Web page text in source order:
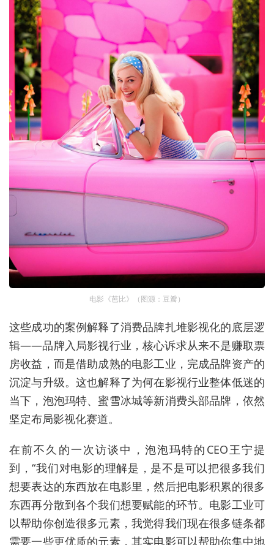
电影《芭比》（图源：豆瓣）
这些成功的案例解释了消费品牌扎堆影视化的底层逻
辑——品牌入局影视行业，核心诉求从来不是赚取票
房收益，而是借助成熟的电影工业，完成品牌资产的
沉淀与升级。这也解释了为何在影视行业整体低迷的
当下，泡泡玛特、蜜雪冰城等新消费头部品牌，依然
坚定布局影视化赛道。
在前不久的一次访谈中，泡泡玛特的CEO王宁提
到，“我们对电影的理解是，是不是可以把很多我们
想要表达的东西放在电影里，然后把电影积累的很多
东西再分散到各个我们想要赋能的环节。电影工业可
以帮助你创造很多元素，我觉得我们现在很多链条都
需要一些更优质的元素，其实电影可以帮助你集中地